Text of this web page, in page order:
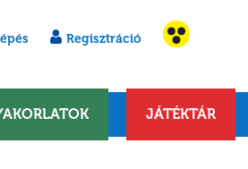
Regisztráció
JÁTÉKTÁR